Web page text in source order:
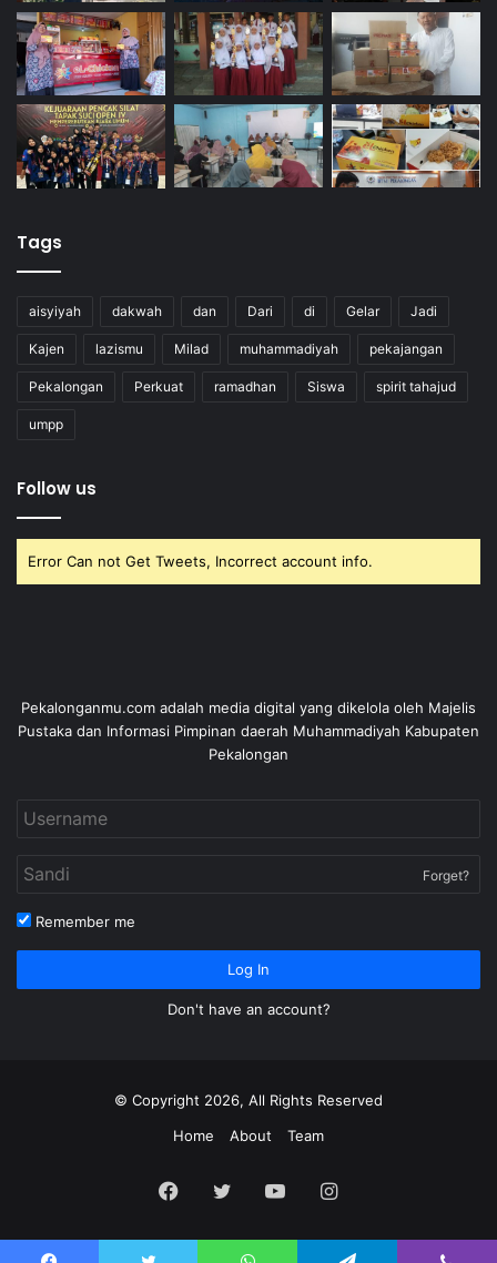
Tags
aisyiyah dakwah dan Dari di Gelar Jadi
Kajen lazismu Milad muhammadiyah pekajangan
Pekalongan Perkuat ramadhan Siswa spirit tahajud
umpp
Follow us
Error Can not Get Tweets, Incorrect account info.
Pekalonganmu.com adalah media digital yang dikelola oleh Majelis
Pustaka dan Informasi Pimpinan daerah Muhammadiyah Kabupaten
Pekalongan
Forget?
Remember me
Log In
Don't have an account?
© Copyright 2026, All Rights Reserved
Home
About Team
Facebook
Twitter YouTubeInstagram